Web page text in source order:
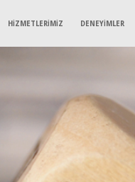
HİZMETLERİMİZ DENEYİMLER